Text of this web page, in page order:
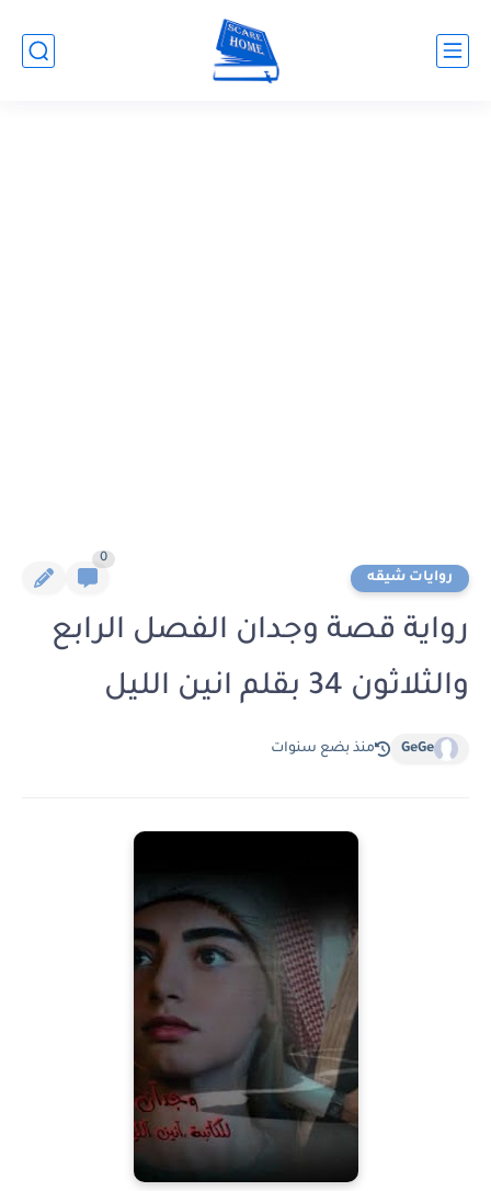
روايات شيقه
0
رواية قصة وجدان الفصل الرابع
والثلاثون 34 بقلم انين الليل
GeGe منذ بضع سنوات